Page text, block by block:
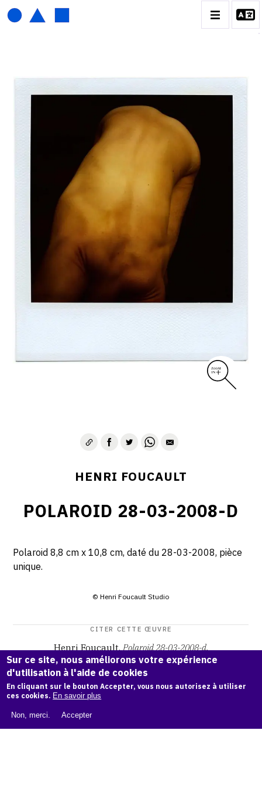
HENRI FOUCAULT
BIOGRAPHIE
CATALOGUE DES OEUVRES
01_SCULPTURE
02_PHOTOGRAPHIQUE
03_COLLAGES
04_DESSINS
05_MONOTYPE
06_ARCHIVES
CONTACT
HENRI FOUCAULT
POLAROID 28-03-2008-D
Polaroid 8,8 cm x 10,8 cm, daté du 28-03-2008, pièce
unique.
© Henri Foucault Studio
CITER CETTE ŒUVRE
Henri Foucault, Polaroid 28-03-2008-d.
Catalogue raisonné Henri Foucault, OAM.ark:38997/o17k
tf
COPIER LA CITATION
Sur ce site, nous améliorons votre expérience
d'utilisation à l'aide de cookies
En cliquant sur le bouton Accepter, vous nous autorisez à utiliser
ces cookies. En savoir plus
Non, merci. Accepter